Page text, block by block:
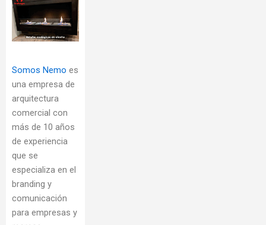
Somos Nemo es
una empresa de
arquitectura
comercial con
más de 10 años
de experiencia
que se
especializa en el
branding y
comunicación
para empresas y